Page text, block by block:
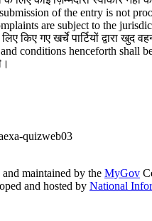
of the entry is not
are subject to the
किए गए खर्चे पार्टियों द्वारा खुद
conditions henceforth shall
quizweb03
maintained by the MyGov
and hosted by National